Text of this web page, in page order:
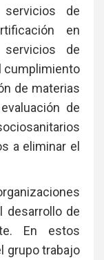
de
en
de
cumplimiento
de materias
de
a eliminar el
desarrollo de
En estos
grupo trabajo